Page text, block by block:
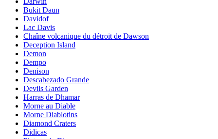
Bukit Daun
Davidof
Lac Davis
Chaîne volcanique du détroit de Dawson
Deception Island
Demon
Dempo
Denison
Descabezado Grande
Devils Garden
Harras de Dhamar
Morne au Diable
Morne Diablotins
Diamond Craters
Didicas